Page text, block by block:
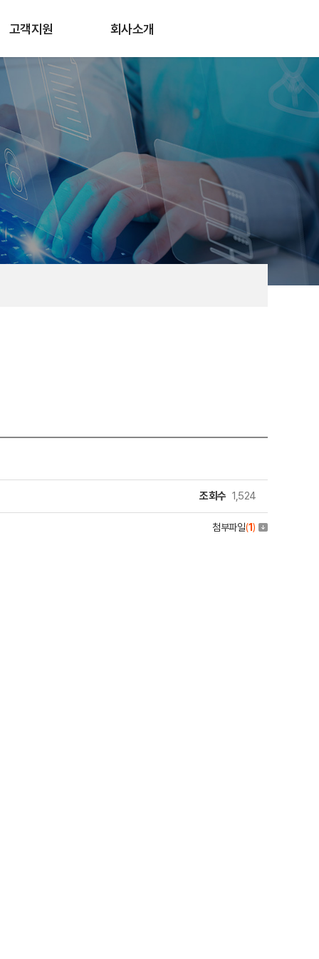
고객지원 회사소개
조회수 1,524
첨부파일(1)